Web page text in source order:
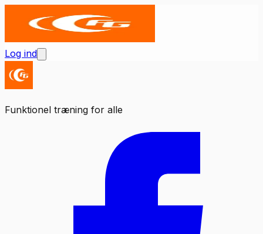
Log ind
Funktionel træning for alle